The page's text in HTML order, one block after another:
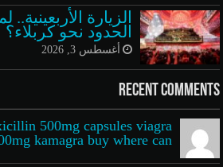
الزيارة الأربعينية..
الحدود نحو كربلاء؟
أغسطس 3, 2026
Recent Comments
500mg capsules viagra
kamagra buy where can...